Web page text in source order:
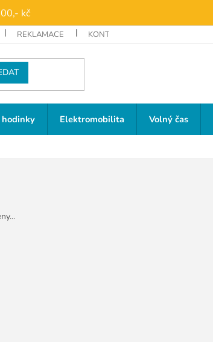
kč
REKLAMACE KONTAKTY
Elektromobilita Volný čas